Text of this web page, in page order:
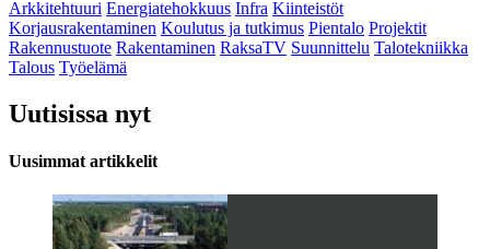
Arkkitehtuuri Energiatehokkuus Infra Kiinteistöt
Korjausrakentaminen Koulutus ja tutkimus Pientalo Projektit
Rakennustuote Rakentaminen RaksaTV Suunnittelu Talotekniikka
Talous Työelämä
Uutisissa nyt
Uusimmat artikkelit